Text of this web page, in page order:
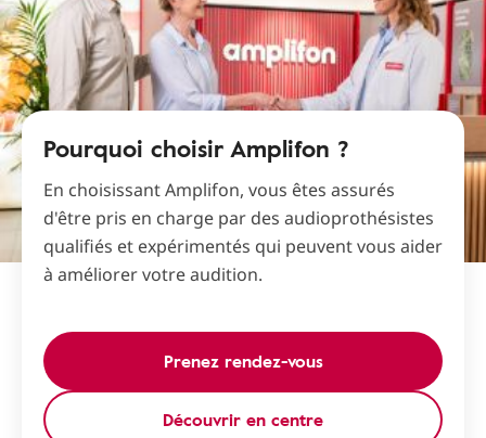
Pourquoi choisir Amplifon ?
En choisissant Amplifon, vous êtes assurés
d'être pris en charge par des audioprothésistes
qualifiés et expérimentés qui peuvent vous aider
à améliorer votre audition.
Prenez rendez-vous
Découvrir en centre